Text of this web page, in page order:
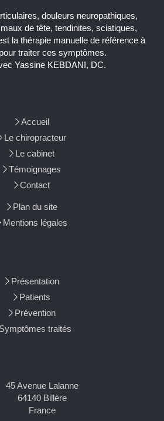
douleurs neuropathiques,
de tête, tendinites, sciatiques,
la thérapie manuelle de référence à
traiter ces symptômes.
Yassine KEBDANI, DC.
Accueil
Le chiropracteur
Le cabinet
Témoignages
Contact
Plan du site
Mentions légales
Présentation
Patients
Prévention
Symptômes traités
45 Avenue Lalanne
64140 Billère
France